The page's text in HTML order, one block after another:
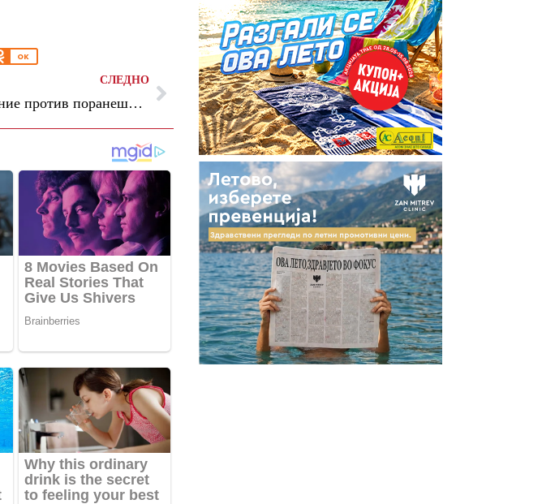
OK
СЛЕДНО
САД поднесоа обвинение против поранешниот кубански претседател Раул Кастро